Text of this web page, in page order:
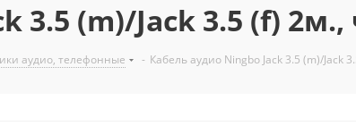
3.5 (m)/Jack 3.5 (f) 2м.,
аудио, телефонные - Кабель аудио Ningbo Jack 3.5 (m)/Jack